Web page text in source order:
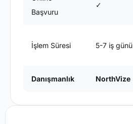
Başvuru
✓
İşlem Süresi 5-7 iş günü
Danışmanlık NorthVize